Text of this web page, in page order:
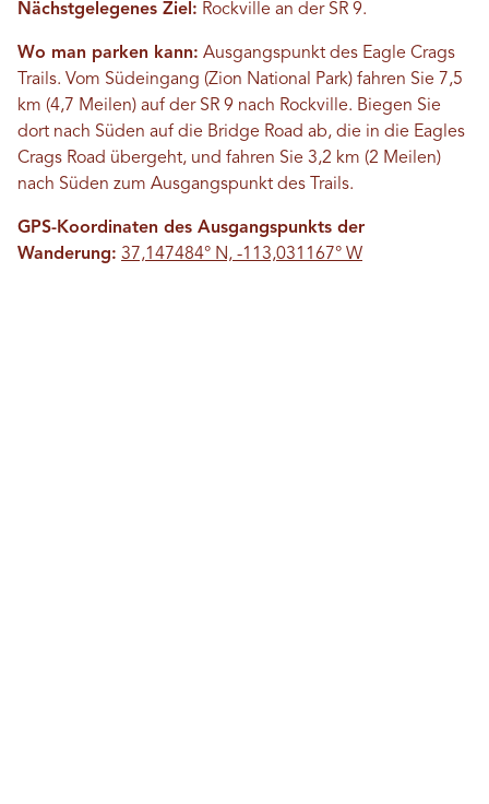
Nächstgelegenes Ziel: Rockville an der SR 9.
Wo man parken kann: Ausgangspunkt des Eagle Crags
Trails. Vom Südeingang (Zion National Park) fahren Sie 7,5
km (4,7 Meilen) auf der SR 9 nach Rockville. Biegen Sie
dort nach Süden auf die Bridge Road ab, die in die Eagles
Crags Road übergeht, und fahren Sie 3,2 km (2 Meilen)
nach Süden zum Ausgangspunkt des Trails.
GPS-Koordinaten des Ausgangspunkts der
Wanderung: 37,147484° N, -113,031167° W